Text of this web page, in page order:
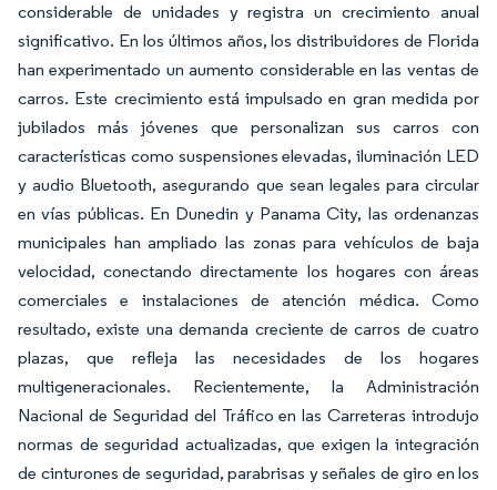
considerable de unidades y registra un crecimiento anual
significativo. En los últimos años, los distribuidores de Florida
han experimentado un aumento considerable en las ventas de
carros. Este crecimiento está impulsado en gran medida por
jubilados más jóvenes que personalizan sus carros con
características como suspensiones elevadas, iluminación LED
y audio Bluetooth, asegurando que sean legales para circular
en vías públicas. En Dunedin y Panama City, las ordenanzas
municipales han ampliado las zonas para vehículos de baja
velocidad, conectando directamente los hogares con áreas
comerciales e instalaciones de atención médica. Como
resultado, existe una demanda creciente de carros de cuatro
plazas, que refleja las necesidades de los hogares
multigeneracionales. Recientemente, la Administración
Nacional de Seguridad del Tráfico en las Carreteras introdujo
normas de seguridad actualizadas, que exigen la integración
de cinturones de seguridad, parabrisas y señales de giro en los